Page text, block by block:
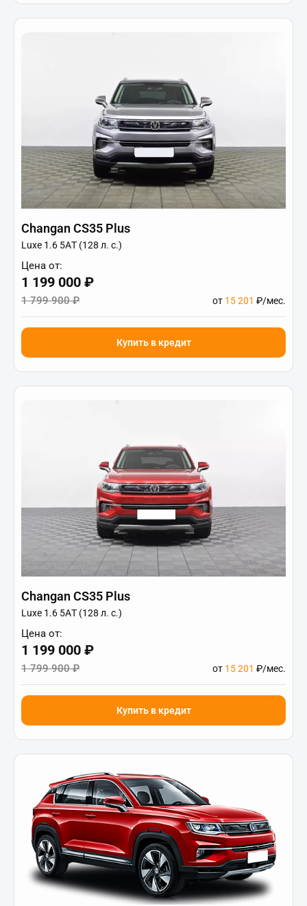
Changan CS35 Plus
Luxe 1.6 5АT (128 л. с.)
Цена от:
1 199 000 ₽
1 799 900 ₽ от 15 201 ₽/мес.
Купить в кредит
Changan CS35 Plus
Luxe 1.6 5АT (128 л. с.)
Цена от:
1 199 000 ₽
1 799 900 ₽ от 15 201 ₽/мес.
Купить в кредит